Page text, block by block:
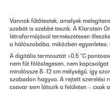
Vannak fűtőtestek, amelyek
szobát is szebbé teszik. A Klarstein
létraformájával természetesen
a hálószobába, miközben
A digitális termosztát ±0,5 °C
nem fűt fölöslegesen, nem
mindössze 8–12 cm mélységű, így
szabadon hagyva. A rejtett szerelési
csavar sem látszik a felületen – csak